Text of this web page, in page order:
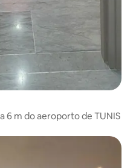
6 m do aeroporto de TUNIS